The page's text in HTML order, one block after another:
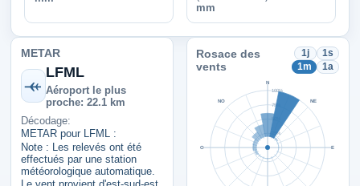
mm
METAR
LFML
Aéroport le plus
proche: 22.1 km
Décodage:
METAR pour LFML :
Note : Les relevés ont été
effectués par une station
météorologique automatique.
Rosace des
vents
1j
1s
1m
1a
100%
75%
50%
25%
N
NE
E
O
NO